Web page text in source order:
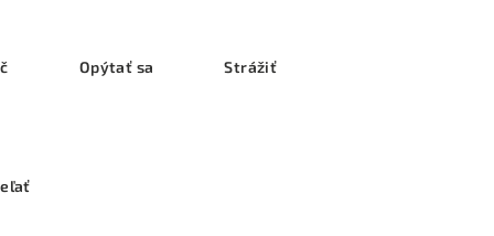
Opýtať sa Strážiť